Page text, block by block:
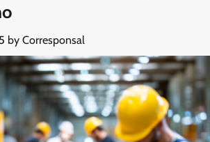
by Corresponsal